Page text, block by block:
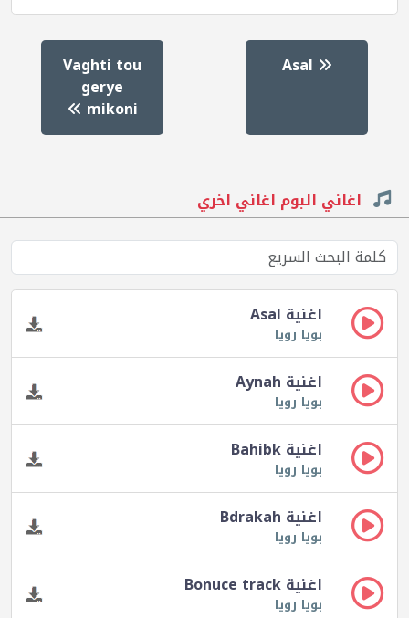
Vaghti tou
gerye
mikoni
اغاني البوم اغاني اخري
اغنية Asal
بويا رويا
اغنية Aynah
بويا رويا
اغنية Bahibk
بويا رويا
اغنية Bdrakah
بويا رويا
اغنية Bonuce track
بويا رويا